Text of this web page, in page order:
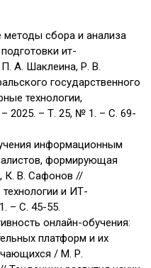
методы сбора и анализа
ит-
А. Шаклеина, Р. В.
государственного
технологии,
2025. – Т. 25, № 1. – С. 69-
информационным
формирующая
К. В. Сафонов //
и ИТ-
– С. 45-55.
онлайн-обучения:
платформ и их
/ М. Р.